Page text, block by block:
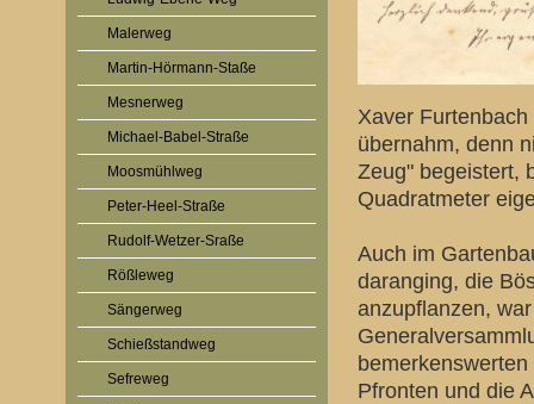
Malerweg
Martin-Hörmann-Staße
Mesnerweg
Michael-Babel-Straße
Moosmühlweg
Peter-Heel-Straße
Rudolf-Wetzer-Sraße
Rößleweg
Sängerweg
Schießstandweg
Sefreweg
Xaver
übernahm, denn
Zeug" begeistert,
Quadratmeter
Auch im
daranging, die
anzupflanzen,
Pfronten und die